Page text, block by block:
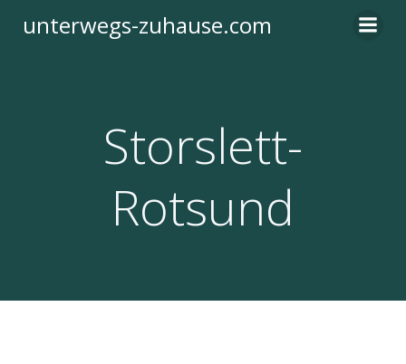
Inhalt
unterwegs-zuhause.com
Storslett-
Rotsund